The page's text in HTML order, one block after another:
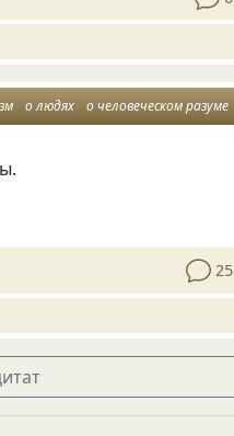
о людях о человеческом разуме
25